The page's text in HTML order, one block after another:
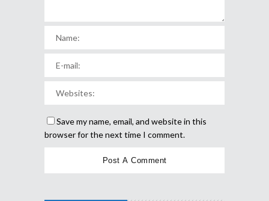
Save my name, email, and website in this
browser for the next time I comment.